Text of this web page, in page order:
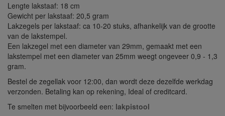
Lengte lakstaaf: 18 cm
Gewicht per lakstaaf: 20,5 gram
Lakzegels per lakstaaf: ca 10-20 stuks, afhankelijk van de grootte
van de lakstempel.
Een lakzegel met een diameter van 29mm, gemaakt met een
lakstempel met een diameter van 25mm weegt ongeveer 0,9 - 1,3
gram.
Bestel de zegellak voor 12:00, dan wordt deze dezelfde werkdag
verzonden. Betaling kan op rekening, Ideal of creditcard.
Te smelten met bijvoorbeeld een: lakpistool